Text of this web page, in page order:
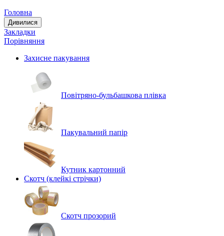
Головна
Дивилися
Закладки
Порівняння
Захисне пакування
Повітряно-бульбашкова плівка
Пакувальний папір
Кутник картонний
Скотч (клейкі стрічки)
Скотч прозорий